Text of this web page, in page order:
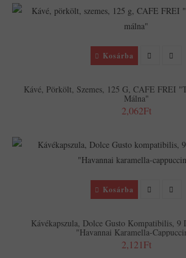
Kosárba
Kávé, Pörkölt, Szemes, 125 G, CAFE FREI
Málna"
2,062Ft
Kosárba
Kávékapszula, Dolce Gusto Kompatibilis,
"Havannai Karamella-
2,121Ft